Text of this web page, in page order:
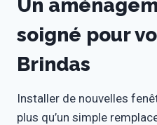
Un
soigné pour
Brindas
Installer de nouvelles
plus qu’un simple